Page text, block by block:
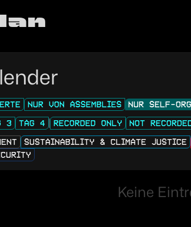
NUR VON ASSEMBLIES
NUR SELF-
3 TAG 4 RECORDED ONLY NOT
SUSTAINABILITY & CLIMATE JUSTICE
Keine